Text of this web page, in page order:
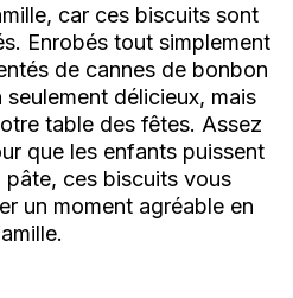
car ces biscuits sont
Enrobés tout simplement
de cannes de bonbon
délicieux, mais
table des fêtes. Assez
que les enfants puissent
pâte, ces biscuits vous
un moment agréable en